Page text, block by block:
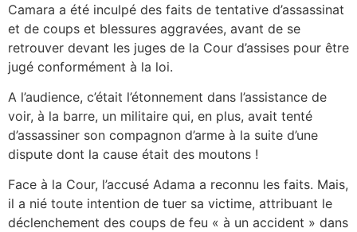
Camara a été inculpé des faits de tentative d’assassinat
et de coups et blessures aggravées, avant de se
retrouver devant les juges de la Cour d’assises pour être
jugé conformément à la loi.
A l’audience, c’était l’étonnement dans l’assistance de
voir, à la barre, un militaire qui, en plus, avait tenté
d’assassiner son compagnon d’arme à la suite d’une
dispute dont la cause était des moutons !
Face à la Cour, l’accusé Adama a reconnu les faits. Mais,
il a nié toute intention de tuer sa victime, attribuant le
déclenchement des coups de feu « à un accident » dans